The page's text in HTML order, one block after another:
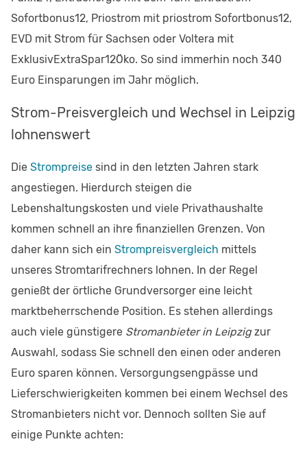
Sofortbonus12, Priostrom mit priostrom Sofortbonus12,
EVD mit Strom für Sachsen oder Voltera mit
ExklusivExtraSpar12Öko. So sind immerhin noch 340
Euro Einsparungen im Jahr möglich.
Strom-Preisvergleich und Wechsel in Leipzig
lohnenswert
Die Strompreise sind in den letzten Jahren stark
angestiegen. Hierdurch steigen die
Lebenshaltungskosten und viele Privathaushalte
kommen schnell an ihre finanziellen Grenzen. Von
daher kann sich ein Strompreisvergleich mittels
unseres Stromtarifrechners lohnen. In der Regel
genießt der örtliche Grundversorger eine leicht
marktbeherrschende Position. Es stehen allerdings
auch viele günstigere Stromanbieter in Leipzigzur
Auswahl, sodass Sie schnell den einen oder anderen
Euro sparen können. Versorgungsengpässe und
Lieferschwierigkeiten kommen bei einem Wechsel des
Stromanbieters nicht vor. Dennoch sollten Sie auf
einige Punkte achten: